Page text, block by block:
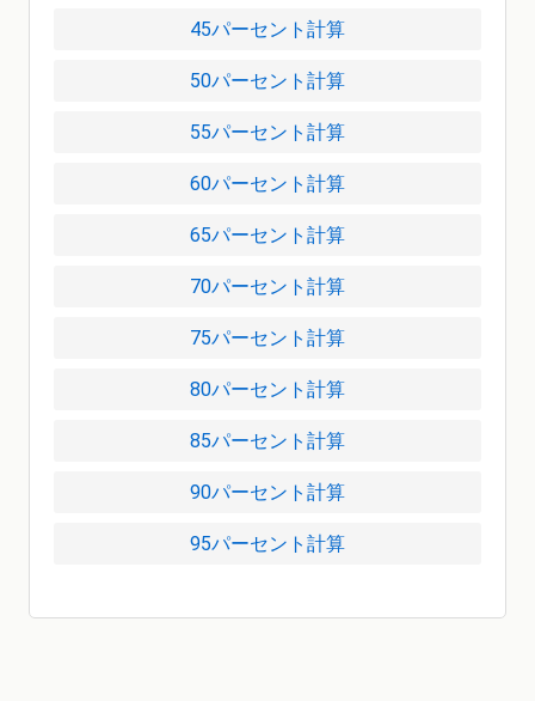
45パーセント計算
50パーセント計算
55パーセント計算
60パーセント計算
65パーセント計算
70パーセント計算
75パーセント計算
80パーセント計算
85パーセント計算
90パーセント計算
95パーセント計算